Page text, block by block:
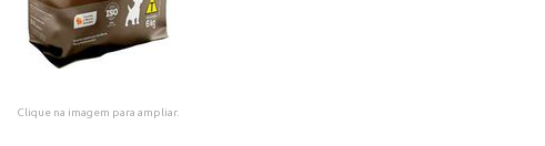
Clique na imagem para ampliar.